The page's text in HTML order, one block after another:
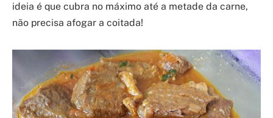
ideia é que cubra no máximo até a metade da carne,
não precisa afogar a coitada!